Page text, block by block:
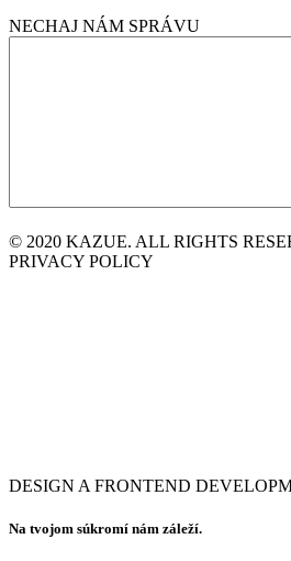
NECHAJ NÁM SPRÁVU
© 2020 KAZUE. ALL RIGHTS
PRIVACY POLICY
DESIGN A FRONTEND
Na tvojom súkromí nám záleží.